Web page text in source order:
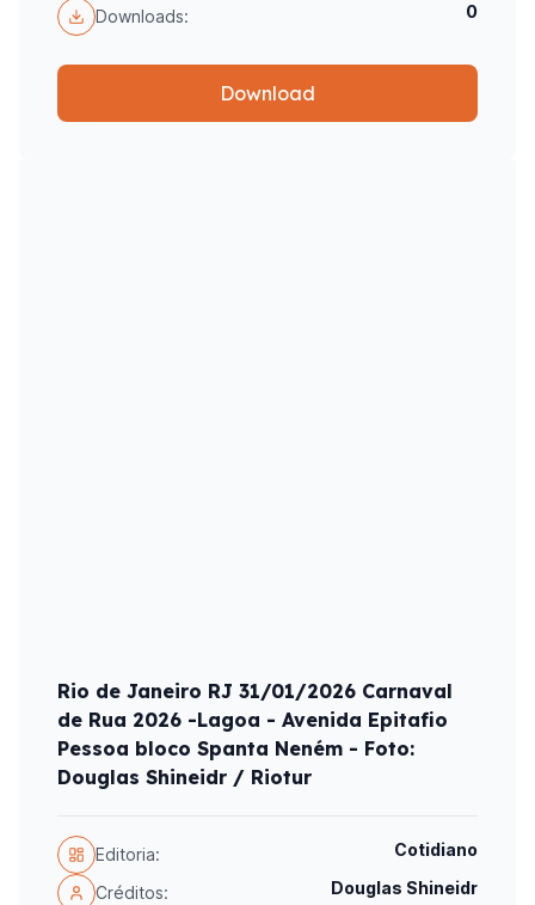
Downloads: 0
Download
Rio de Janeiro RJ 31/01/2026 Carnaval
de Rua 2026 -Lagoa - Avenida Epitafio
Pessoa bloco Spanta Neném - Foto:
Douglas Shineidr / Riotur
Editoria: Cotidiano
Créditos:
Douglas Shineidr